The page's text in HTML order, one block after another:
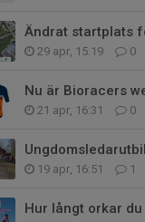
Ändrat startplats
29 apr, 15:19 0
Nu är Bioracers
21 apr, 16:31 0
19 apr, 16:51 1
Hur långt orkar